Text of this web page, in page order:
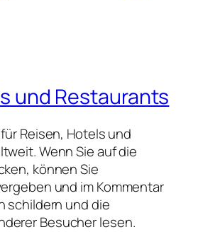
und Restaurants
Reisen, Hotels und
Wenn Sie auf die
können Sie
und im Kommentar
schildern und die
Besucher lesen.